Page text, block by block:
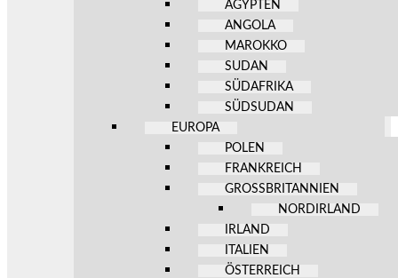
ÄGYPTEN
ANGOLA
MAROKKO
SUDAN
SÜDAFRIKA
SÜDSUDAN
EUROPA
POLEN
FRANKREICH
GROSSBRITANNIEN
NORDIRLAND
IRLAND
ITALIEN
ÖSTERREICH